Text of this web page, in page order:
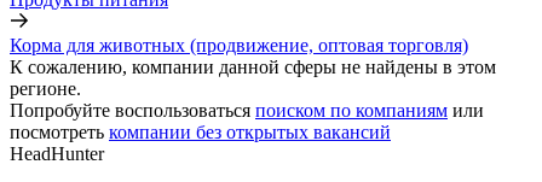
Корма для животных (продвижение, оптовая торговля)
К сожалению, компании данной сферы не найдены в этом
регионе.
Попробуйте воспользоваться поиском по компаниям или
посмотреть компании без открытых вакансий
HeadHunter